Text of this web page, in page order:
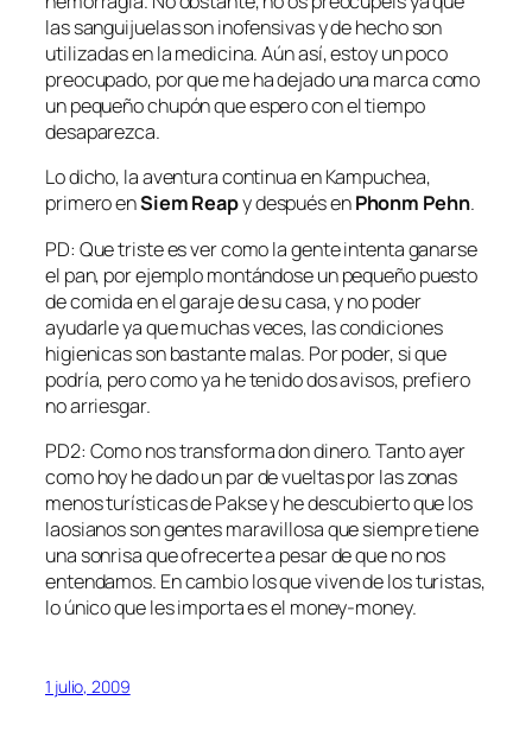
las sanguijuelas son inofensivas y de hecho son
utilizadas en la medicina. Aún así, estoy un poco
preocupado, por que me ha dejado una marca como
un pequeño chupón que espero con el tiempo
desaparezca.
Lo dicho, la aventura continua en Kampuchea,
primero enSiem Reapy después enPhonm Pehn.
PD: Que triste es ver como la gente intenta ganarse
el pan, por ejemplo montándose un pequeño puesto
de comida en el garaje de su casa, y no poder
ayudarle ya que muchas veces, las condiciones
higienicas son bastante malas. Por poder, si que
podría, pero como ya he tenido dos avisos, prefiero
no arriesgar.
PD2: Como nos transforma don dinero. Tanto ayer
como hoy he dado un par de vueltas por las zonas
menos turísticas de Pakse y he descubierto que los
laosianos son gentes maravillosa que siempre tiene
una sonrisa que ofrecerte a pesar de que no nos
entendamos. En cambio los que viven de los turistas,
lo único que les importa es el money-money.
1 julio, 2009